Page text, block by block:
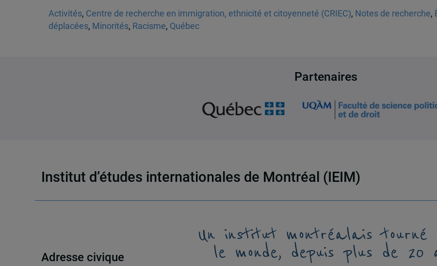
Activités, Centre de recherche en immigration, ethnicité et citoyenneté (CRIEC), Notes de recherche,
déplacées, Minorités, Racisme, Québec
Partenaires
Institut d’études internationales de Montréal (IEIM)
Adresse civique
Un institut montréalais tourné
le monde, depuis plus de 20